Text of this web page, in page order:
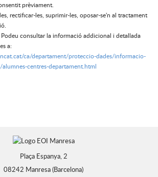
prèviament.
rectificar-les, suprimir-les, oposar-se'n al tractament
Podeu consultar la informació addicional i detallada
a:
ca/departament/proteccio-dades/informacio-
centres-departament.html
Plaça Espanya, 2
08242 Manresa (Barcelona)